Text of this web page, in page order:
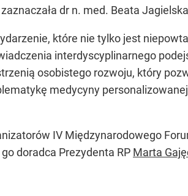
dr n. med. Beata
które nie tylko jest
interdyscyplinarnego
osobistego rozwoju, który
medycyny
IV Międzynarodowego
doradca Prezydenta RP Marta